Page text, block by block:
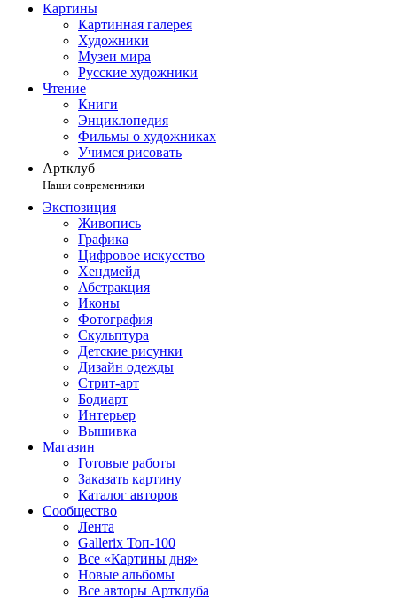
Картины
Картинная галерея
Художники
Музеи мира
Русские художники
Чтение
Книги
Энциклопедия
Фильмы о художниках
Учимся рисовать
Артклуб
Наши современники
Экспозиция
Живопись
Графика
Цифровое искусство
Хендмейд
Абстракция
Иконы
Фотография
Скульптура
Детские рисунки
Дизайн одежды
Стрит-арт
Бодиарт
Интерьер
Вышивка
Магазин
Готовые работы
Заказать картину
Каталог авторов
Сообщество
Лента
Gallerix Топ-100
Все «Картины дня»
Новые альбомы
Все авторы Артклуба